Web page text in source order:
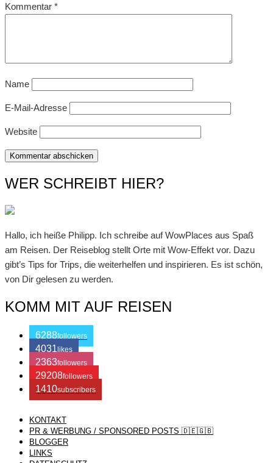
Kommentar *
Name
E-Mail-Adresse
Website
WER SCHREIBT HIER?
Hallo, ich heiße Philipp. Ich schreibe auf WowPlaces aus Spaß
am Reisen. Der Reiseblog stellt Orte mit Wow-Effekt vor. Dazu
gibt’s Tips for Trips, die weiterhelfen und inspirieren. Es ist schön,
von Dir gelesen zu werden.
KOMM MIT AUF REISEN
6288followers
4031 likes
2363followers
29208followers
1410subscribers
/ Free WordPress Plugins and WordPress Themes by
Themes. Join us right now!
KONTAKT
PR & WERBUNG / SPONSORED POSTS 🇩🇪🇬🇧
BLOGGER
LINKS